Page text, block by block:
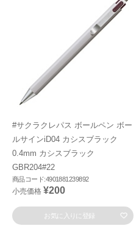
#サクラクレパス ボールペン ボー
ルサインiD04 カシスブラック
0.4mm カシスブラック
GBR204#22
商品コード:4901881239892
小売価格 ¥200
お気に入りに登録